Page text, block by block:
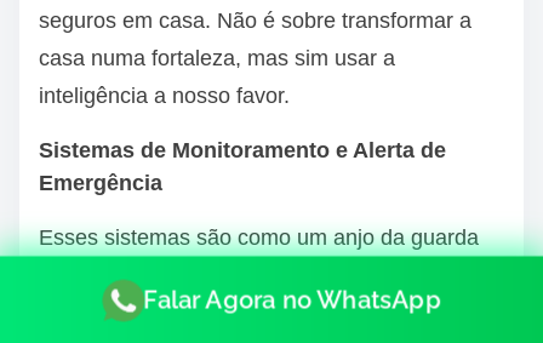
seguros em casa. Não é sobre transformar a
casa numa fortaleza, mas sim usar a
inteligência a nosso favor.
Sistemas de Monitoramento e Alerta de
Emergência
Esses sistemas são como um anjo da guarda
digital. Basicamente, são dispositivos que o
idoso pode usar, como um colar ou uma
Falar Agora no WhatsApp